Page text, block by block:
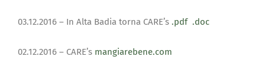
03.12.2016 – In Alta Badia torna CARE’s .pdf .doc
02.12.2016 – CARE’s mangiarebene.com